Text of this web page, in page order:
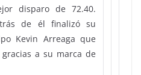
disparo de 72.40.
de él finalizó su
Kevin Arreaga que
a su marca de